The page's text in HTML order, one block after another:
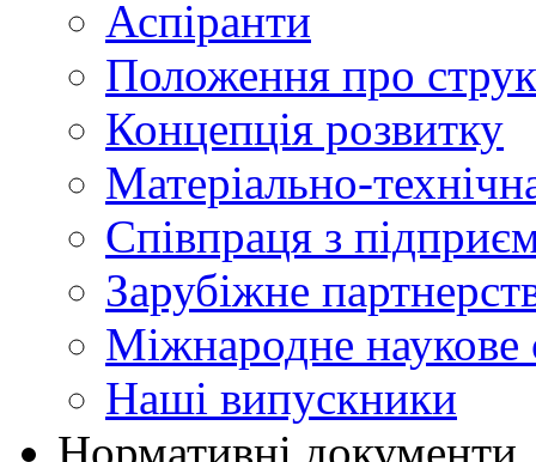
Аспіранти
Положення про
Концепція розвитку
Матеріально-
Співпраця з
Зарубіжне
Міжнародне наукове
Наші випускники
Нормативні документи